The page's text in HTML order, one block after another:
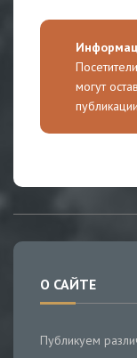
могут
О САЙТЕ
Публикуем